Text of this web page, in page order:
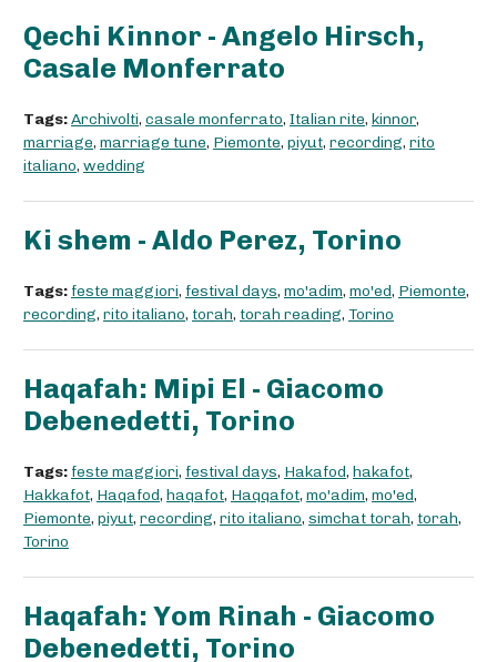
Qechi Kinnor - Angelo Hirsch,
Casale Monferrato
Tags:Archivolti, casale monferrato, Italian rite, kinnor,
marriage, marriage tune, Piemonte, piyut, recording, rito
italiano, wedding
Ki shem - Aldo Perez, Torino
Tags: feste maggiori, festival days, mo'adim, mo'ed, Piemonte,
recording, rito italiano, torah, torah reading, Torino
Haqafah: Mipi El - Giacomo
Debenedetti, Torino
Tags: feste maggiori, festival days, Hakafod, hakafot,
Hakkafot, Haqafod, haqafot, Haqqafot, mo'adim, mo'ed,
Piemonte, piyut, recording, rito italiano, simchat torah, torah,
Torino
Haqafah: Yom Rinah - Giacomo
Debenedetti, Torino